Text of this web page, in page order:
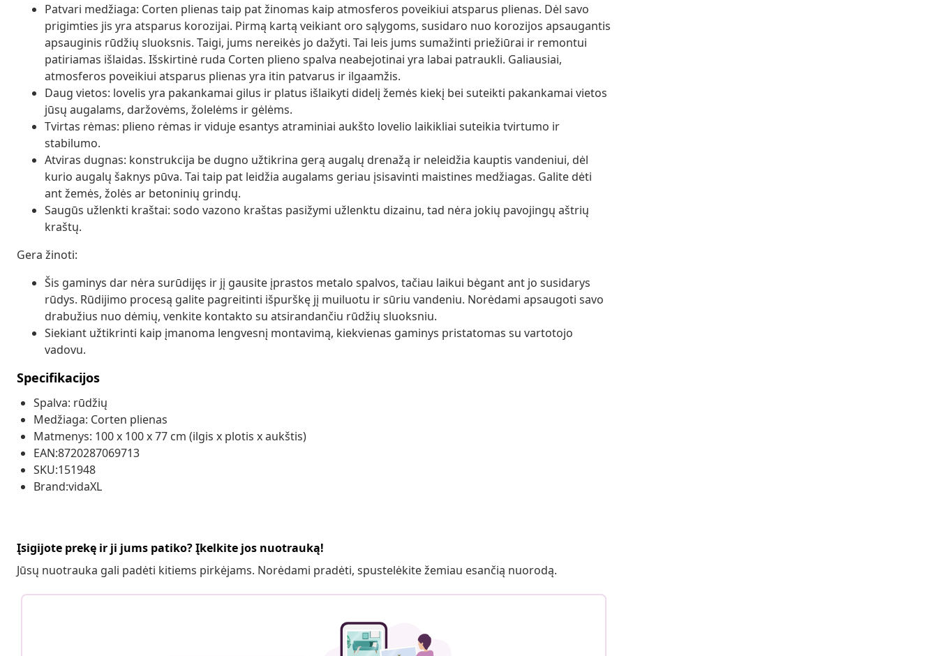
Patvari medžiaga: Corten plienas taip pat žinomas kaip atmosferos poveikiui atsparus plienas. Dėl savo
prigimties jis yra atsparus korozijai. Pirmą kartą veikiant oro sąlygoms, susidaro nuo korozijos apsaugantis
apsauginis rūdžių sluoksnis. Taigi, jums nereikės jo dažyti. Tai leis jums sumažinti priežiūrai ir remontui
patiriamas išlaidas. Išskirtinė ruda Corten plieno spalva neabejotinai yra labai patraukli. Galiausiai,
atmosferos poveikiui atsparus plienas yra itin patvarus ir ilgaamžis.
Daug vietos: lovelis yra pakankamai gilus ir platus išlaikyti didelį žemės kiekį bei suteikti pakankamai vietos
jūsų augalams, daržovėms, žolelėms ir gėlėms.
Tvirtas rėmas: plieno rėmas ir viduje esantys atraminiai aukšto lovelio laikikliai suteikia tvirtumo ir
stabilumo.
Atviras dugnas: konstrukcija be dugno užtikrina gerą augalų drenažą ir neleidžia kauptis vandeniui, dėl
kurio augalų šaknys pūva. Tai taip pat leidžia augalams geriau įsisavinti maistines medžiagas. Galite dėti
ant žemės, žolės ar betoninių grindų.
Saugūs užlenkti kraštai: sodo vazono kraštas pasižymi užlenktu dizainu, tad nėra jokių pavojingų aštrių
kraštų.
Gera žinoti:
Šis gaminys dar nėra surūdijęs ir jį gausite įprastos metalo spalvos, tačiau laikui bėgant ant jo susidarys
rūdys. Rūdijimo procesą galite pagreitinti išpurškę jį muiluotu ir sūriu vandeniu. Norėdami apsaugoti savo
drabužius nuo dėmių, venkite kontakto su atsirandančiu rūdžių sluoksniu.
Siekiant užtikrinti kaip įmanoma lengvesnį montavimą, kiekvienas gaminys pristatomas su vartotojo
vadovu.
Specifikacijos
Spalva: rūdžių
Medžiaga: Corten plienas
Matmenys: 100 x 100 x 77 cm (ilgis x plotis x aukštis)
EAN:8720287069713
SKU:151948
Brand:vidaXL
Įsigijote prekę ir ji jums patiko? Įkelkite jos nuotrauką!
Jūsų nuotrauka gali padėti kitiems pirkėjams. Norėdami pradėti, spustelėkite žemiau esančią nuorodą.